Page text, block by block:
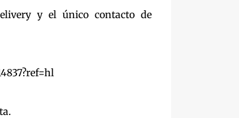
y el único contacto de